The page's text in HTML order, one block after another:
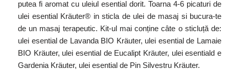
putea fi aromat cu uleiul esential dorit. Toarna 4-6 picaturi de
ulei esential Kräuter® in sticla de ulei de masaj si bucura-te
de un masaj terapeutic. Kit-ul mai conține câte o sticluță de:
ulei esential de Lavanda BIO Kräuter, ulei esential de Lamaie
BIO Kräuter, ulei esential de Eucalipt Kräuter, ulei esentiald e
Gardenia Kräuter, ulei esential de Pin Silvestru Kräuter.